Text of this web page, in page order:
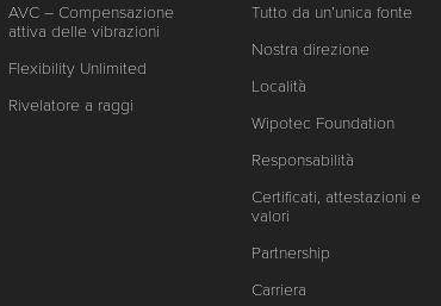
AVC – Compensazione
attiva delle vibrazioni
Flexibility Unlimited
Rivelatore a raggi
Tutto da un’unica fonte
Nostra direzione
Località
Wipotec Foundation
Responsabilità
Certificati, attestazioni e
valori
Partnership
Carriera